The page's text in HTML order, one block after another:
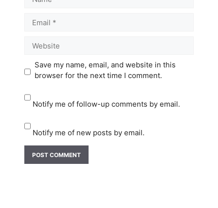
Email
Website
Save my name, email, and website in this
browser for the next time I comment.
Notify me of follow-up comments by email.
Notify me of new posts by email.